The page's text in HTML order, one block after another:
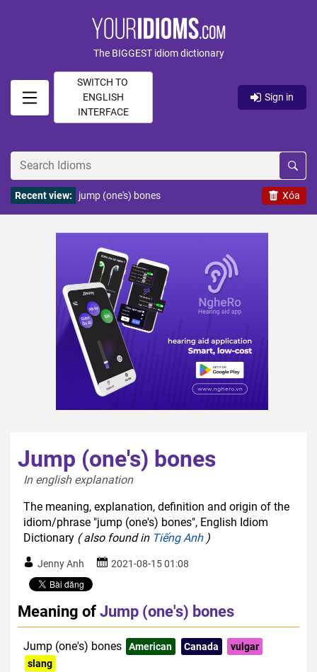
The BIGGEST idiom dictionary
SWITCH TO
ENGLISH
INTERFACE
Sign in
Xóa
Recent view: jump (one's) bones
Jump (one's) bones
In english explanation
The meaning, explanation, definition and origin of the
idiom/phrase "jump (one's) bones", English Idiom
Dictionary ( also found in Tiếng Anh)
Jenny Anh 2021-08-15 01:08
Meaning ofJump (one's) bones
Jump (one's) bones American Canada
vulgar
slang